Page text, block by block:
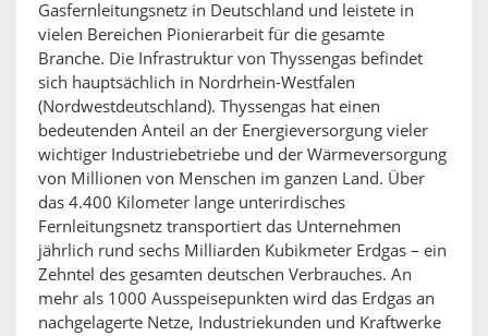
Gasfernleitungsnetz in Deutschland und leistete in
vielen Bereichen Pionierarbeit für die gesamte
Branche. Die Infrastruktur von Thyssengas befindet
sich hauptsächlich in Nordrhein-Westfalen
(Nordwestdeutschland). Thyssengas hat einen
bedeutenden Anteil an der Energieversorgung vieler
wichtiger Industriebetriebe und der Wärmeversorgung
von Millionen von Menschen im ganzen Land. Über
das 4.400 Kilometer lange unterirdisches
Fernleitungsnetz transportiert das Unternehmen
jährlich rund sechs Milliarden Kubikmeter Erdgas – ein
Zehntel des gesamten deutschen Verbrauches. An
mehr als 1000 Ausspeisepunkten wird das Erdgas an
nachgelagerte Netze, Industriekunden und Kraftwerke